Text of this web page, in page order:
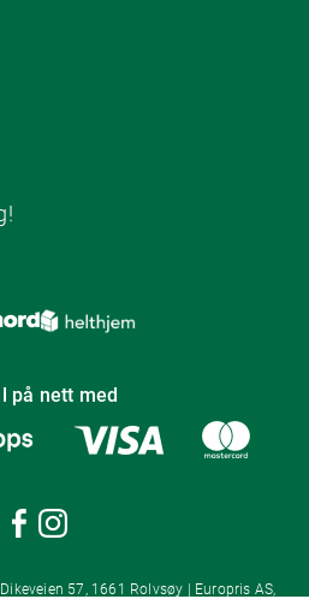
på nett med
57, 1661 Rolvsøy | Europris AS,